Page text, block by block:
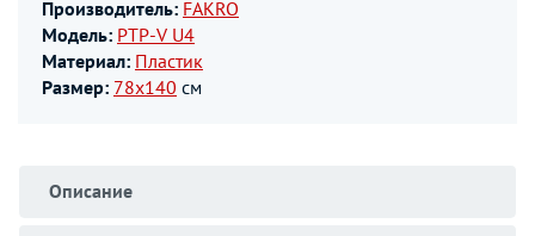
Производитель: FAKRO
Модель: PTP-V U4
Материал: Пластик
Размер: 78х140 см
Описание